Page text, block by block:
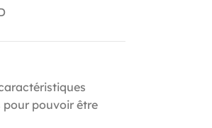
pour pouvoir être